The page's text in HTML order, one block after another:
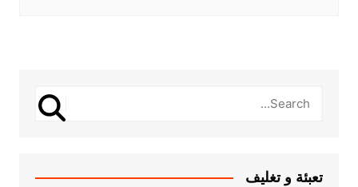
تعبئة و تغليف